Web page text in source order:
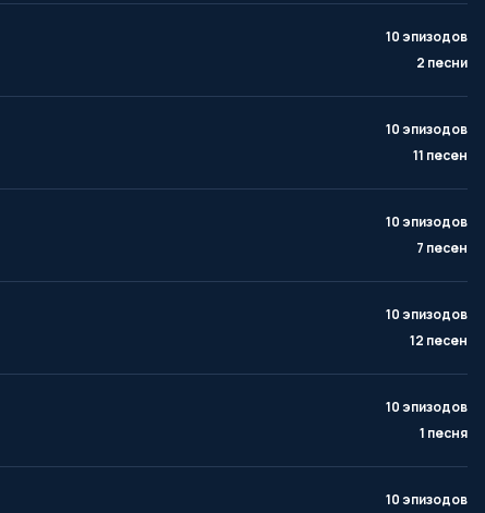
10 эпизодов
2 песни
10 эпизодов
11 песен
10 эпизодов
7 песен
10 эпизодов
12 песен
10 эпизодов
1 песня
10 эпизодов